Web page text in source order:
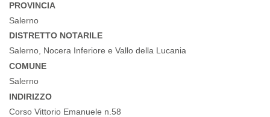
PROVINCIA
Salerno
DISTRETTO NOTARILE
Salerno, Nocera Inferiore e Vallo della Lucania
COMUNE
Salerno
INDIRIZZO
Corso Vittorio Emanuele n.58